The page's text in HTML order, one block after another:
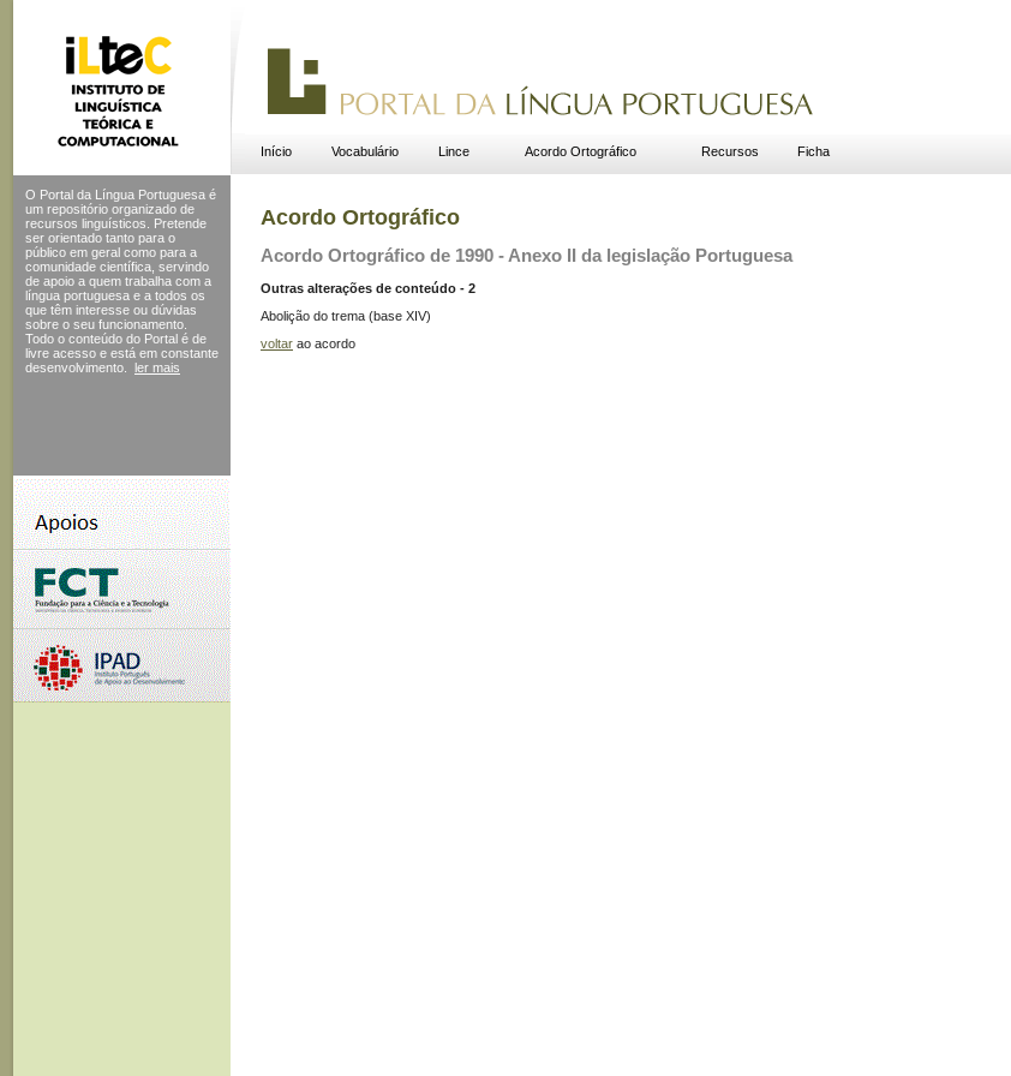
Início Vocabulário Lince Acordo Ortográfico Recursos Ficha
O Portal da Língua Portuguesa é
um repositório organizado de
recursos linguísticos. Pretende
ser orientado tanto para o
público em geral como para a
comunidade científica, servindo
de apoio a quem trabalha com a
língua portuguesa e a todos os
que têm interesse ou dúvidas
sobre o seu funcionamento.
Todo o conteúdo do Portal é de
livre acesso e está em constante
desenvolvimento.
ler mais
Acordo Ortográfico
Acordo Ortográfico de 1990 - Anexo II da legislação Portuguesa
Outras alterações de conteúdo - 2
Abolição do trema (base XIV)
voltar ao acordo